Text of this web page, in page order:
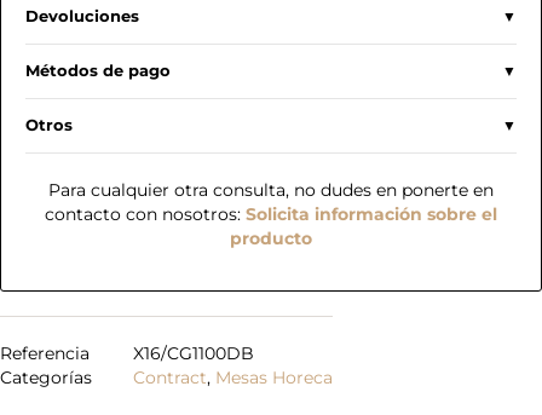
Devoluciones
Métodos de pago
Otros
Para cualquier otra consulta, no dudes en ponerte en
contacto con nosotros: Solicita información sobre el
producto
Referencia
X16/CG1100DB
Categorías
Contract, Mesas Horeca